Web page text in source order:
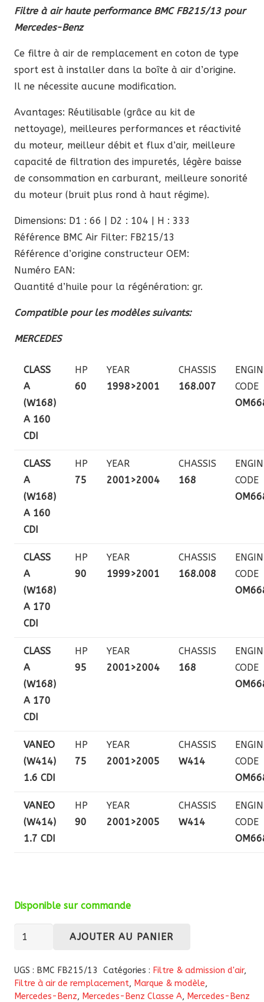
initial
était :
86,90 €.
actuel
73,86 €.
Filtre à air haute performance BMC FB215/13 pour
Mercedes-Benz
Ce filtre à air de remplacement en coton de type
sport est à installer dans la boîte à air d’origine.
Il ne nécessite aucune modification.
Avantages: Réutilisable (grâce au kit de
nettoyage), meilleures performances et réactivité
du moteur, meilleur débit et flux d’air, meilleure
capacité de filtration des impuretés, légère baisse
de consommation en carburant, meilleure sonorité
du moteur (bruit plus rond à haut régime).
Dimensions: D1 : 66 | D2 : 104 | H : 333
Référence BMC Air Filter: FB215/13
Référence d’origine constructeur OEM:
Numéro EAN:
Quantité d’huile pour la régénération: gr.
Compatible pour les modèles suivants:
MERCEDES
CLASS
A
(W168)
A 160
CDI
HP
60
YEAR
1998>2001
CHASSIS
168.007
CODE
CLASS
A
(W168)
A 160
CDI
HP
75
YEAR
2001>2004
CHASSIS
168
CODE
CLASS
A
(W168)
A 170
CDI
HP
90
YEAR
1999>2001
CHASSIS
168.008
CODE
CLASS
A
(W168)
A 170
CDI
HP
95
YEAR
2001>2004
CHASSIS
168
CODE
VANEO
(W414)
1.6 CDI
HP
75
YEAR
2001>2005
CHASSIS
W414
CODE
VANEO
(W414)
1.7 CDI
HP
90
YEAR
2001>2005
CHASSIS
W414
CODE
Disponible sur commande
quantité
Filtre
à
air
AJOUTER AU PANIER
UGS : BMC FB215/13 Catégories : Filtre & admission d'air,
Filtre à air de remplacement, Marque & modèle,
Mercedes-Benz, Mercedes-Benz Classe A, Mercedes-Benz